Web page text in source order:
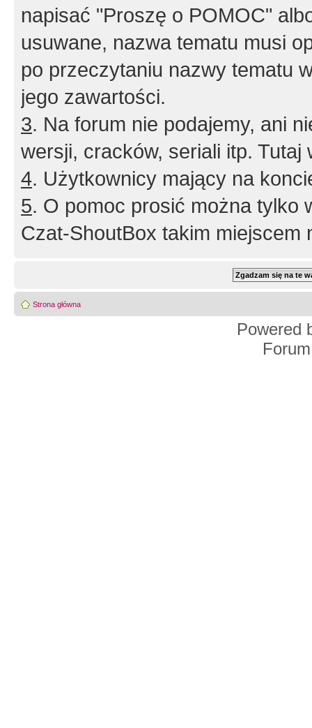
napisać "Proszę o POMOC"
usuwane, nazwa tematu musi
po przeczytaniu nazwy tematu
jego zawartości.
3. Na forum nie podajemy, ani
wersji, cracków, seriali itp. Tutaj
4. Użytkownicy mający na
5. O pomoc prosić można tylko
Czat-ShoutBox takim miejscem
Strona główna
Powered